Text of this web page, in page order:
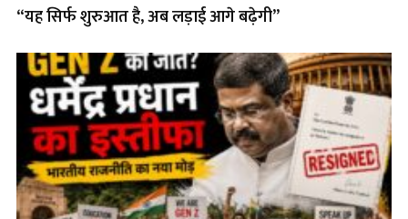
“यह सिर्फ शुरुआत है, अब लड़ाई आगे बढ़ेगी”